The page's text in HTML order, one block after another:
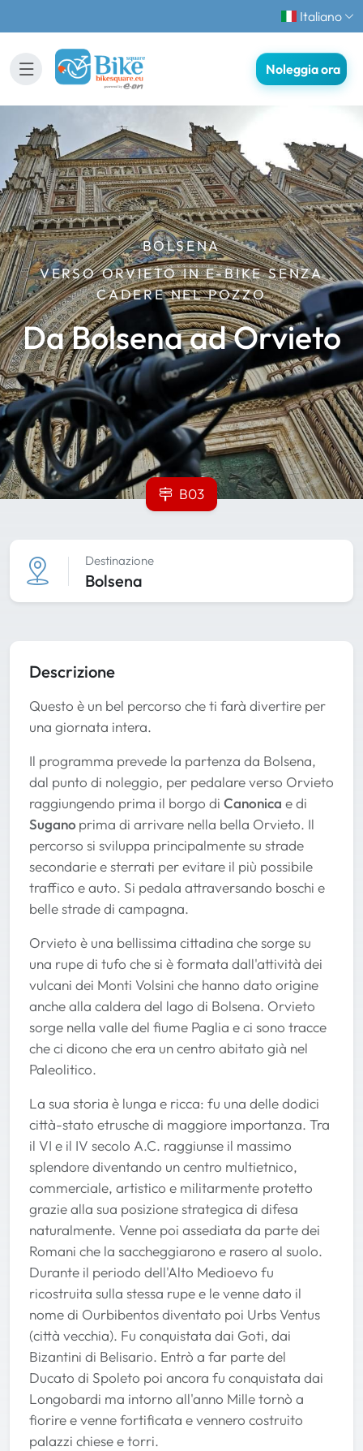
Italiano
Noleggia ora
BOLSENA
VERSO ORVIETO IN E-BIKE SENZA
CADERE NEL POZZO
Da Bolsena ad Orvieto
B03
Destinazione
Bolsena
Descrizione
Questo è un bel percorso che ti farà divertire per
una giornata intera.
Il programma prevede la partenza da Bolsena,
dal punto di noleggio, per pedalare verso Orvieto
raggiungendo prima il borgo di Canonica e di
Sugano prima di arrivare nella bella Orvieto. Il
percorso si sviluppa principalmente su strade
secondarie e sterrati per evitare il più possibile
traffico e auto. Si pedala attraversando boschi e
belle strade di campagna.
Orvieto è una bellissima cittadina che sorge su
una rupe di tufo che si è formata dall'attività dei
vulcani dei Monti Volsini che hanno dato origine
anche alla caldera del lago di Bolsena. Orvieto
sorge nella valle del fiume Paglia e ci sono tracce
che ci dicono che era un centro abitato già nel
Paleolitico.
La sua storia è lunga e ricca: fu una delle dodici
città-stato etrusche di maggiore importanza. Tra
il VI e il IV secolo A.C. raggiunse il massimo
splendore diventando un centro multietnico,
commerciale, artistico e militarmente protetto
grazie alla sua posizione strategica di difesa
naturalmente. Venne poi assediata da parte dei
Romani che la saccheggiarono e rasero al suolo.
Durante il periodo dell'Alto Medioevo fu
ricostruita sulla stessa rupe e le venne dato il
nome di Ourbibentos diventato poi Urbs Ventus
(città vecchia). Fu conquistata dai Goti, dai
Bizantini di Belisario. Entrò a far parte del
Ducato di Spoleto poi ancora fu conquistata dai
Longobardi ma intorno all'anno Mille tornò a
fiorire e venne fortificata e vennero costruito
palazzi chiese e torri.